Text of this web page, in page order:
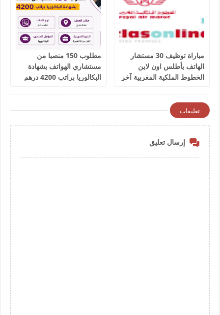
مباراة توظيف 30 مستشار
الهاتف بأطلس اون لاين
الخطوط الملكية المغربية آخر
مطلوب 150 منصبا من
مستشاري الهواتف بشهادة
البكالوريا براتب 4200 درهم
تعليقات
إرسال تعليق